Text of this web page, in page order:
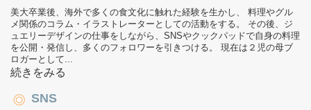
美大卒業後、海外で多くの食文化に触れた経験を生かし、 料理やグル
メ関係のコラム・イラストレーターとしての活動をする。 その後、ジ
ュエリーデザインの仕事をしながら、SNSやクックパッドで自身の料理
を公開・発信し、多くのフォロワーを引きつける。 現在は２児の母ブ
ロガーとして...
続きをみる
SNS